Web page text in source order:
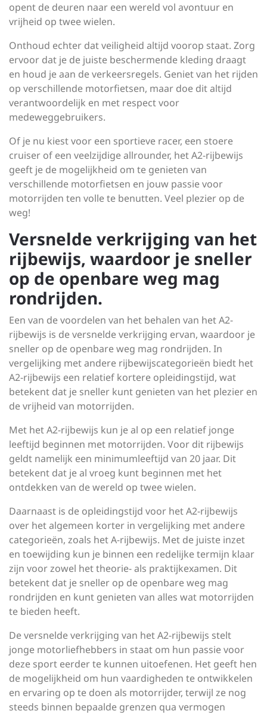
opent de deuren naar een wereld vol avontuur en
vrijheid op twee wielen.
Onthoud echter dat veiligheid altijd voorop staat. Zorg
ervoor dat je de juiste beschermende kleding draagt
en houd je aan de verkeersregels. Geniet van het rijden
op verschillende motorfietsen, maar doe dit altijd
verantwoordelijk en met respect voor
medeweggebruikers.
Of je nu kiest voor een sportieve racer, een stoere
cruiser of een veelzijdige allrounder, het A2-rijbewijs
geeft je de mogelijkheid om te genieten van
verschillende motorfietsen en jouw passie voor
motorrijden ten volle te benutten. Veel plezier op de
weg!
Versnelde verkrijging van het
rijbewijs, waardoor je sneller
op de openbare weg mag
rondrijden.
Een van de voordelen van het behalen van het A2-
rijbewijs is de versnelde verkrijging ervan, waardoor je
sneller op de openbare weg mag rondrijden. In
vergelijking met andere rijbewijscategorieën biedt het
A2-rijbewijs een relatief kortere opleidingstijd, wat
betekent dat je sneller kunt genieten van het plezier en
de vrijheid van motorrijden.
Met het A2-rijbewijs kun je al op een relatief jonge
leeftijd beginnen met motorrijden. Voor dit rijbewijs
geldt namelijk een minimumleeftijd van 20 jaar. Dit
betekent dat je al vroeg kunt beginnen met het
ontdekken van de wereld op twee wielen.
Daarnaast is de opleidingstijd voor het A2-rijbewijs
over het algemeen korter in vergelijking met andere
categorieën, zoals het A-rijbewijs. Met de juiste inzet
en toewijding kun je binnen een redelijke termijn klaar
zijn voor zowel het theorie- als praktijkexamen. Dit
betekent dat je sneller op de openbare weg mag
rondrijden en kunt genieten van alles wat motorrijden
te bieden heeft.
De versnelde verkrijging van het A2-rijbewijs stelt
jonge motorliefhebbers in staat om hun passie voor
deze sport eerder te kunnen uitoefenen. Het geeft hen
de mogelijkheid om hun vaardigheden te ontwikkelen
en ervaring op te doen als motorrijder, terwijl ze nog
steeds binnen bepaalde grenzen qua vermogen